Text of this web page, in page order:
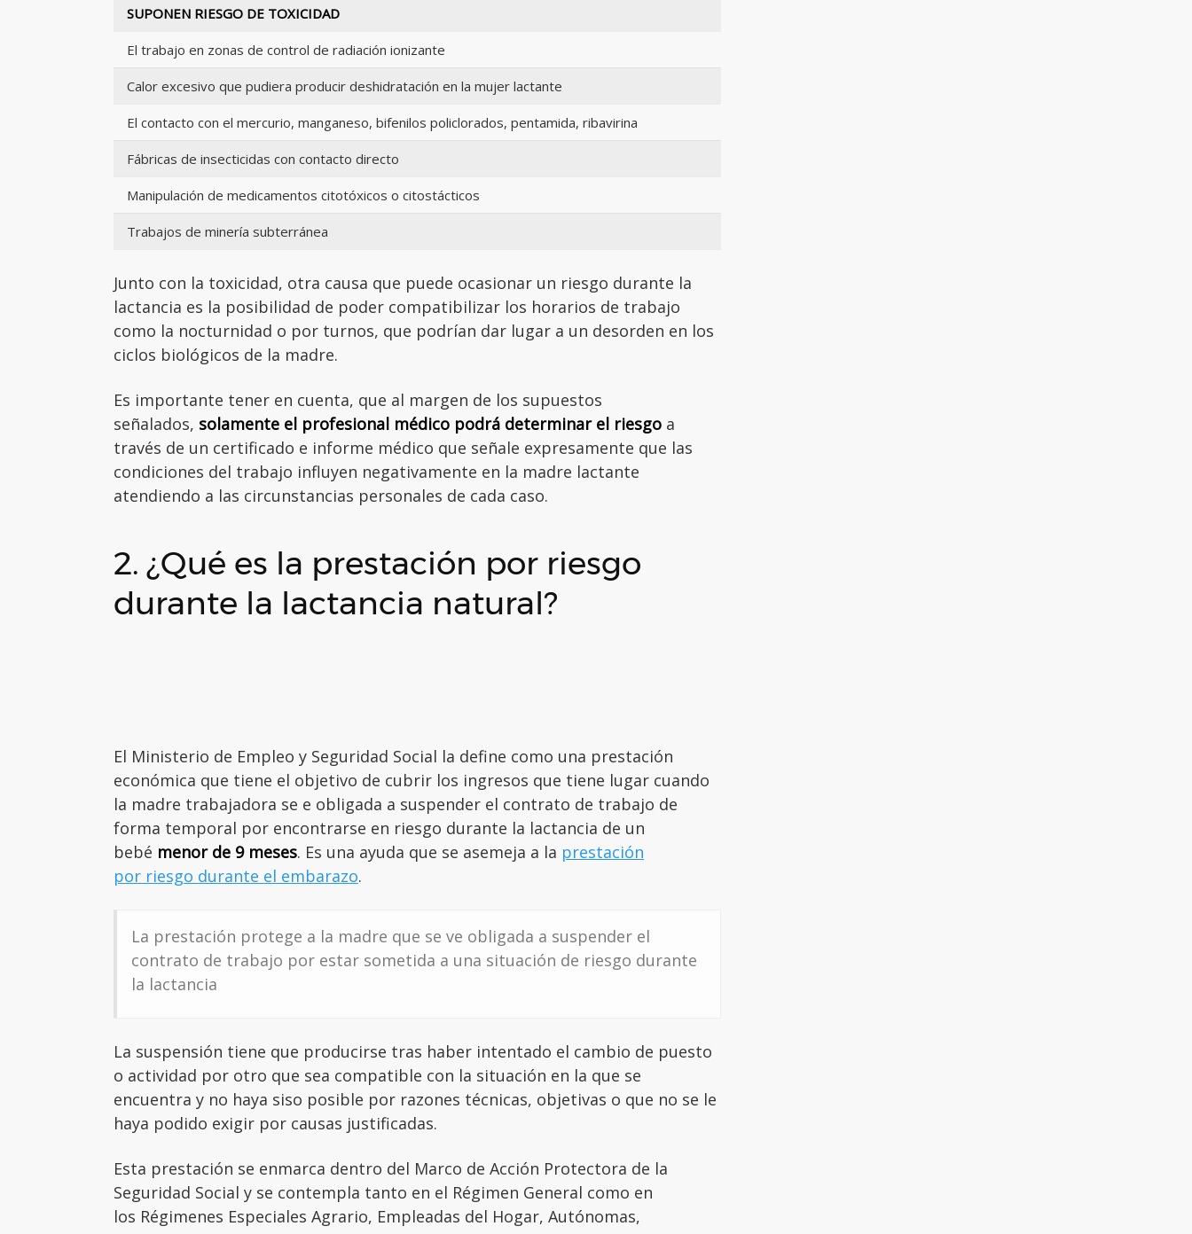
SUPONEN RIESGO DE TOXICIDAD
El trabajo en zonas de control de radiación ionizante
Calor excesivo que pudiera producir deshidratación en la mujer lactante
El contacto con el mercurio, manganeso, bifenilos policlorados, pentamida, ribavirina
Fábricas de insecticidas con contacto directo
Manipulación de medicamentos citotóxicos o citostácticos
Trabajos de minería subterránea
Junto con la toxicidad, otra causa que puede ocasionar un riesgo durante la
lactancia es la posibilidad de poder compatibilizar los horarios de trabajo
como la nocturnidad o por turnos, que podrían dar lugar a un desorden en los
ciclos biológicos de la madre.
Es importante tener en cuenta, que al margen de los supuestos
señalados, solamente el profesional médico podrá determinar el riesgo a
través de un certificado e informe médico que señale expresamente que las
condiciones del trabajo influyen negativamente en la madre lactante
atendiendo a las circunstancias personales de cada caso.
2. ¿Qué es la prestación por riesgo
durante la lactancia natural?
El Ministerio de Empleo y Seguridad Social la define como una prestación
económica que tiene el objetivo de cubrir los ingresos que tiene lugar cuando
la madre trabajadora se e obligada a suspender el contrato de trabajo de
forma temporal por encontrarse en riesgo durante la lactancia de un
bebé menor de 9 meses. Es una ayuda que se asemeja a la prestación
por riesgo durante el embarazo.
La prestación protege a la madre que se ve obligada a suspender el
contrato de trabajo por estar sometida a una situación de riesgo durante
la lactancia
La suspensión tiene que producirse tras haber intentado el cambio de puesto
o actividad por otro que sea compatible con la situación en la que se
encuentra y no haya siso posible por razones técnicas, objetivas o que no se le
haya podido exigir por causas justificadas.
Esta prestación se enmarca dentro del Marco de Acción Protectora de la
Seguridad Social y se contempla tanto en el Régimen General como en
los Régimenes Especiales Agrario, Empleadas del Hogar, Autónomas,